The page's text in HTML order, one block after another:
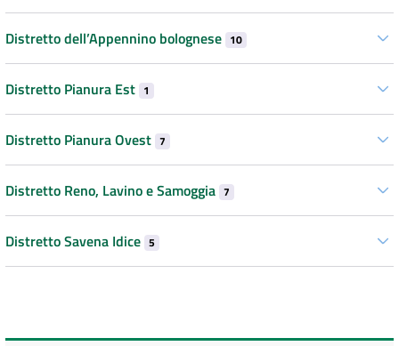
Distretto dell’Appennino bolognese 10
Distretto Pianura Est 1
Distretto Pianura Ovest 7
Distretto Reno, Lavino e Samoggia 7
Distretto Savena Idice 5